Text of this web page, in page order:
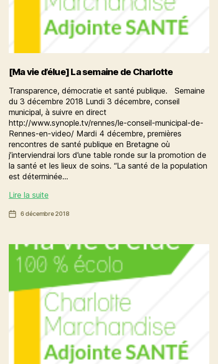
[Ma vie d’élue] La semaine de Charlotte
Transparence, démocratie et santé publique. Semaine
du 3 décembre 2018 Lundi 3 décembre, conseil
municipal, à suivre en direct
http://www.synople.tv/rennes/le-conseil-municipal-de-
Rennes-en-video/ Mardi 4 décembre, premières
rencontres de santé publique en Bretagne où
j’interviendrai lors d’une table ronde sur la promotion de
la santé et les lieux de soins. “La santé de la population
est déterminée…
Lire la suite[Ma
d’élue]
de
Charlotte
Date6 décembre 2018